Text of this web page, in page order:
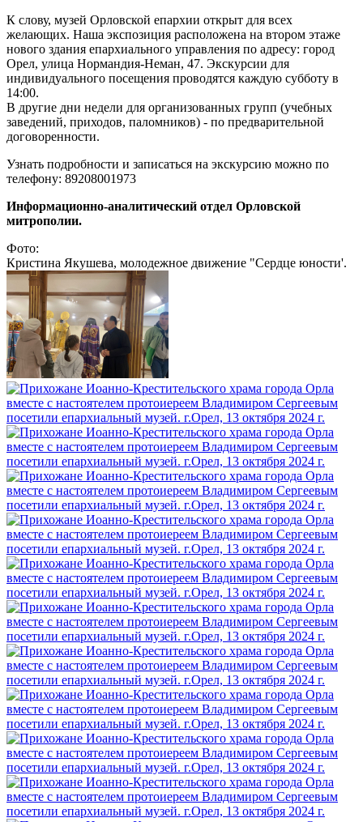
К слову, музей Орловской епархии открыт для всех
желающих. Наша экспозиция расположена на втором этаже
нового здания епархиального управления по адресу: город
Орел, улица Нормандия-Неман, 47. Экскурсии для
индивидуального посещения проводятся каждую субботу в
14:00.
В другие дни недели для организованных групп (учебных
заведений, приходов, паломников) - по предварительной
договоренности.
Узнать подробности и записаться на экскурсию можно по
телефону: 89208001973
Информационно-аналитический отдел Орловской
митрополии.
Фото:
Кристина Якушева, молодежное движение "Сердце юности'.